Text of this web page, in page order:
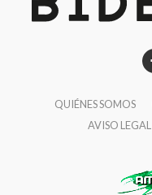
QUIÉNES SOMOS
AVISO LEGAL